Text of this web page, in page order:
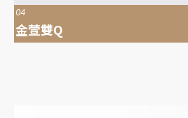
04
金萱雙Q